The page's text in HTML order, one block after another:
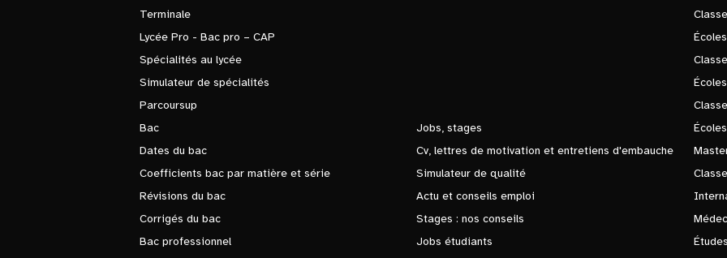
Terminale
Lycée Pro - Bac pro – CAP
Spécialités au lycée
Simulateur de spécialités
Parcoursup
Bac
Dates du bac
Coefficients bac par matière et série
Révisions du bac
Corrigés du bac
Bac professionnel
Jobs, stages
Cv, lettres de motivation et entretiens d'embauche
Simulateur de qualité
Actu et conseils emploi
Stages : nos conseils
Jobs étudiants